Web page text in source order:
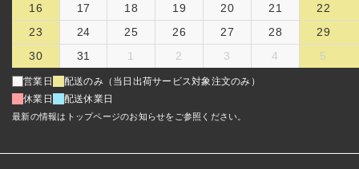
16
17 18 19 20 21
22
23
24 25 26 27 28
29
30
31 1 2 3 4 5
営業日
配送のみ（当日出荷サービス対象注文のみ）
休業日
配送休業日
最新の情報はトップページのお知らせをご参照ください。